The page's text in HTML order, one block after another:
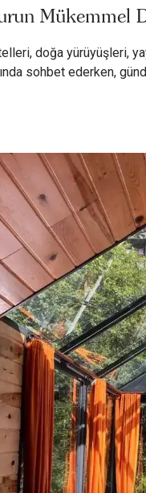
Mükemmel
doğa yürüyüşleri,
sohbet ederken,